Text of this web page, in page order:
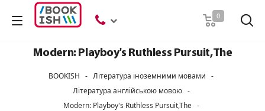
0
Modern: Playboy's Ruthless Pursuit,The
BOOKISH - Література іноземними мовами -
Література англійською мовою -
Modern: Playboy's Ruthless Pursuit,The -